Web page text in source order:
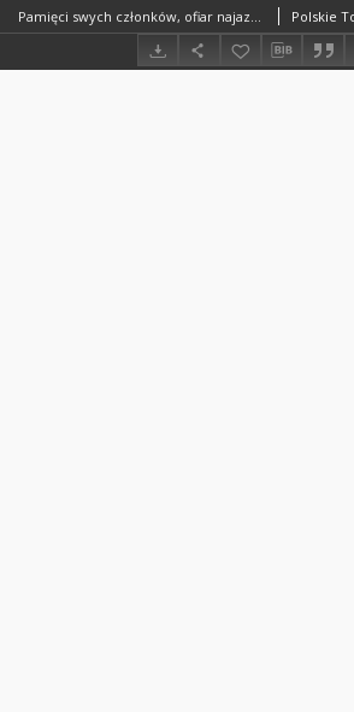
Pamięci swych członków, ofiar najazdu niemieckiego w latach 1939-1945 [...] poświęca rocznik niniejszy